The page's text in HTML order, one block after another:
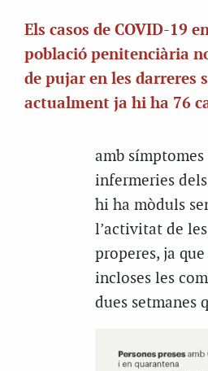
Els casos de COVID-19
població penitenciària
de pujar en les darreres
actualment ja hi ha 76
amb
infermeries
hi ha mòduls
l’activitat de
properes, ja
incloses les
dues setmanes